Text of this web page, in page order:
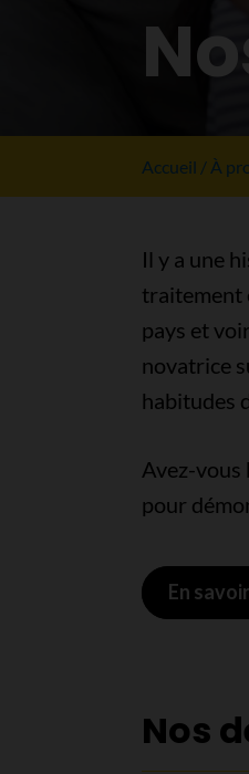
Accueil À
Il y a une
traitement
pays et
novatrice
habitudes
Avez-vous
pour
En
Nos